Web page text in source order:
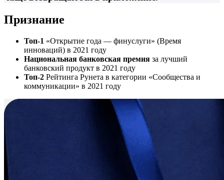
Признание
Топ-1 «Открытие года — финуслуги» (Время
инноваций) в 2021 году
Национальная банковская премия за лучший
банковский продукт в 2021 году
Топ-2 Рейтинга Рунета в категории «Сообщества и
коммуникации» в 2021 году